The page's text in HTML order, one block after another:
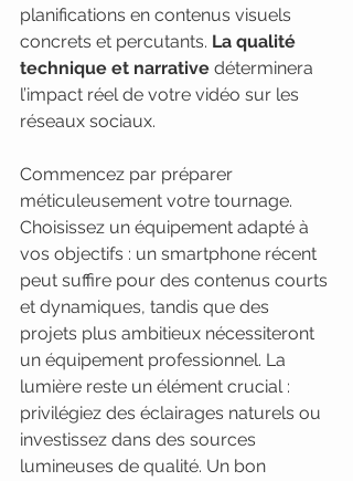
planifications en contenus visuels
concrets et percutants. La qualité
technique et narrative déterminera
l’impact réel de votre vidéo sur les
réseaux sociaux.
Commencez par préparer
méticuleusement votre tournage.
Choisissez un équipement adapté à
vos objectifs : un smartphone récent
peut suffire pour des contenus courts
et dynamiques, tandis que des
projets plus ambitieux nécessiteront
un équipement professionnel. La
lumière reste un élément crucial :
privilégiez des éclairages naturels ou
investissez dans des sources
lumineuses de qualité. Un bon